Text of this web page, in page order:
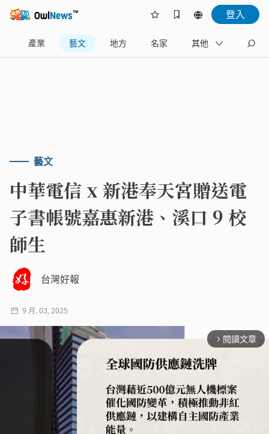
登入
產業 藝文 地方 名家 其他
藝文
中華電信 x 新港奉天宮贈送電
子書帳號嘉惠新港、溪口 9 校
師生
台灣好報
9 月. 03, 2025
arrow_forward_ios 閱讀文章